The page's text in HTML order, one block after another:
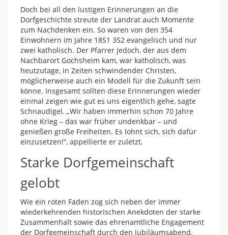
Doch bei all den lustigen Erinnerungen an die
Dorfgeschichte streute der Landrat auch Momente
zum Nachdenken ein. So waren von den 354
Einwohnern im Jahre 1851 352 evangelisch und nur
zwei katholisch. Der Pfarrer jedoch, der aus dem
Nachbarort Gochsheim kam, war katholisch, was
heutzutage, in Zeiten schwindender Christen,
möglicherweise auch ein Modell für die Zukunft sein
könne. Insgesamt sollten diese Erinnerungen wieder
einmal zeigen wie gut es uns eigentlich gehe, sagte
Schnaudigel. „Wir haben immerhin schon 70 Jahre
ohne Krieg – das war früher undenkbar – und
genießen große Freiheiten. Es lohnt sich, sich dafür
einzusetzen!“, appellierte er zuletzt.
Starke Dorfgemeinschaft
gelobt
Wie ein roten Faden zog sich neben der immer
wiederkehrenden historischen Anekdoten der starke
Zusammenhalt sowie das ehrenamtliche Engagement
der Dorfgemeinschaft durch den Jubiläumsabend,